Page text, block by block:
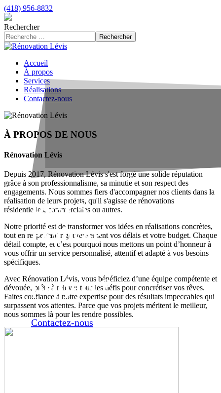
(418) 956-8832
Rechercher
Rechercher
Accueil
À propos
Services
Réalisations
Contactez-nous
Prêt à
réaliser
vos
projets ?
Contactez-nous
À PROPOS DE NOUS
Rénovation Lévis
Depuis 2017, Rénovation Lévis s'est forgé une solide réputation
grâce à son professionnalisme, sa minutie et son respect des
engagements. Nous sommes fiers d'accompagner nos clients dans la
réalisation de leurs projets, qu'il s'agisse de rénovations
résidentielles, commerciales ou autres.
Notre priorité est de transformer vos idées en réalisations concrètes,
tout en respectant rigoureusement vos délais et votre budget. Chaque
détail compte, et c’est pourquoi nous mettons un point d’honneur à
vous offrir un service personnalisé, attentif et adapté à vos besoins
spécifiques.
Avec Rénovation Lévis, vous bénéficiez d’une équipe compétente et
dévouée, prête à relever tous les défis pour concrétiser vos rêves.
Faites confiance à notre expertise pour des résultats impeccables qui
surpassent vos attentes. Parce que vos projets méritent le meilleur,
nous sommes là pour les rendre possibles.